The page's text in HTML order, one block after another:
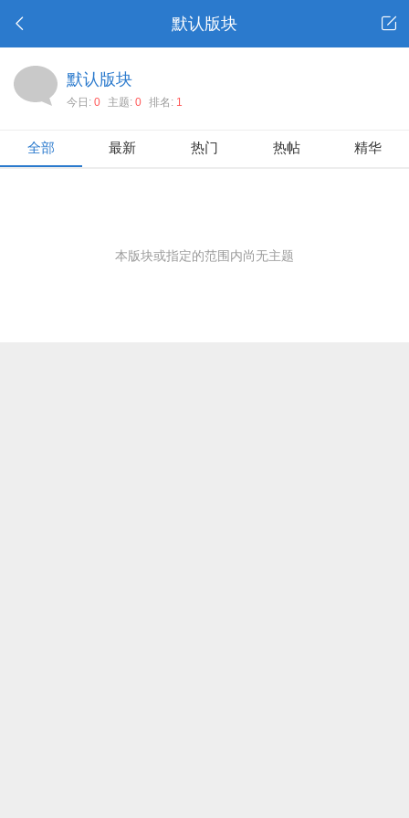
默认版块
默认版块
今日: 0 主题: 0 排名: 1
全部 最新 热门 热帖 精华
本版块或指定的范围内尚无主题